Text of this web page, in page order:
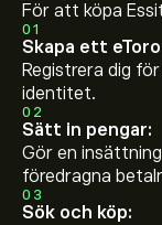
För att köpa
01
Skapa ett
Registrera dig
identitet.
02
Sätt in pengar:
Gör en
föredragna
03
Sök och köp: